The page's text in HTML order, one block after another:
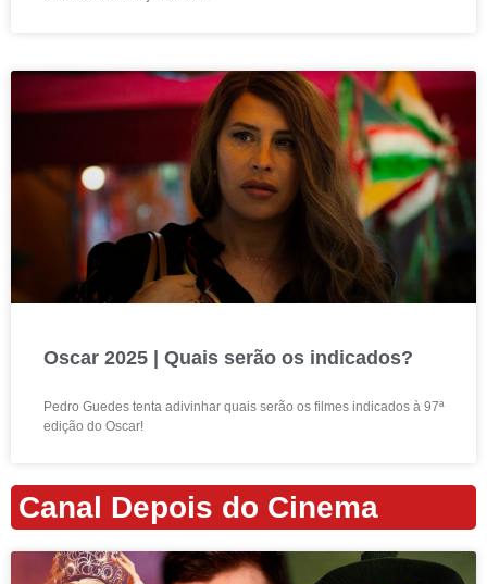
Oscar 2025 | Quais serão os indicados?
Pedro Guedes tenta adivinhar quais serão os filmes indicados à 97ª
edição do Oscar!
Canal Depois do Cinema